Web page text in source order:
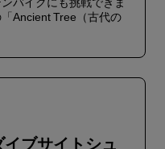
Ancient Tree（古代の
ブサイトシュ